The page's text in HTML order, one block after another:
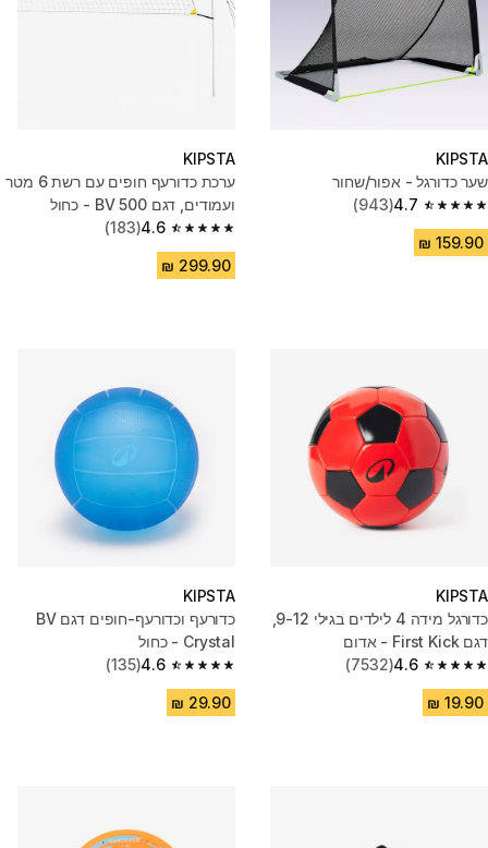
KIPSTA
שער כדורגל - אפור/שחור
4.7
4.7 out of 5 stars from 943 reviews
(943)
KIPSTA
ערכת כדורעף חופים עם רשת 6 מטר
ועמודים, דגם BV 500 - כחול
4.6
4.6 out of 5 stars from 183 reviews
(183)
KIPSTA
דגם First Kick - אדום
4.6
4.6 out of 5 stars from 7532 reviews
(7532)
KIPSTA
כדורעף וכדורעף-חופים דגם BV
Crystal - כחול
4.6
4.6 out of 5 stars from 135 reviews
(135)